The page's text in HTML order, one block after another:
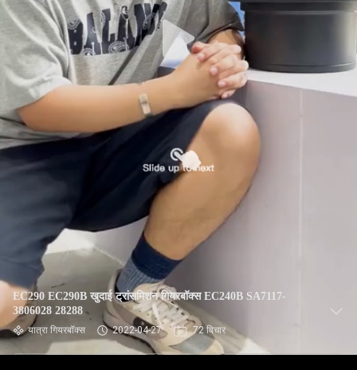
EC290 EC290B खुदाई ट्रांसमिशन गियरबॉक्स EC240B SA7117-
3806028 28288
यात्रा गियरबॉक्स 2022-04-27 72 विचार